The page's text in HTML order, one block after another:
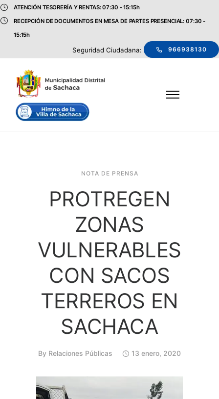
ATENCIÓN TESORERÍA Y RENTAS: 07:30 - 15:15h
RECEPCIÓN DE DOCUMENTOS EN MESA DE PARTES PRESENCIAL: 07:30 -
15:15h
Seguridad Ciudadana: 966938130
NOTA DE PRENSA
PROTREGEN
ZONAS
VULNERABLES
CON SACOS
TERREROS EN
SACHACA
By Relaciones Públicas 13 enero, 2020